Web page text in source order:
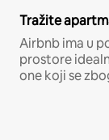
Tražite
Airbnb ima u
prostore
one koji se